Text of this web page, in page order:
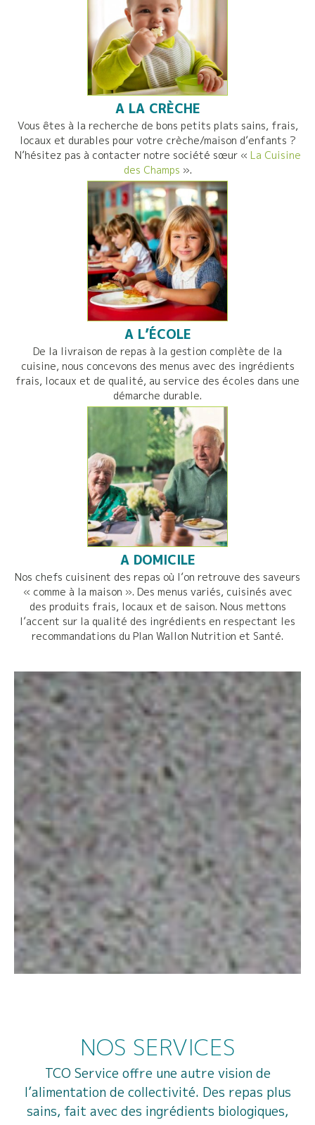
A LA CRÈCHE
Vous êtes à la recherche de bons petits plats sains, frais,
locaux et durables pour votre crèche/maison d’enfants ?
N’hésitez pas à contacter notre société sœur « La Cuisine
des Champs ».
A L’ÉCOLE
De la livraison de repas à la gestion complète de la
cuisine, nous concevons des menus avec des ingrédients
frais, locaux et de qualité, au service des écoles dans une
démarche durable.
A DOMICILE
Nos chefs cuisinent des repas où l’on retrouve des saveurs
« comme à la maison ». Des menus variés, cuisinés avec
des produits frais, locaux et de saison. Nous mettons
l’accent sur la qualité des ingrédients en respectant les
recommandations du Plan Wallon Nutrition et Santé.
NOS SERVICES
TCO Service offre une autre vision de
l’alimentation de collectivité. Des repas plus
sains, fait avec des ingrédients biologiques,